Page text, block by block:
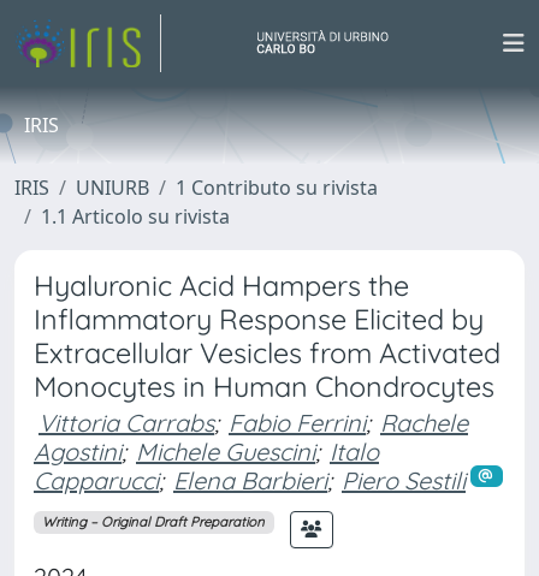
IRIS
IRIS UNIURB
1 Contributo su rivista
1.1 Articolo su rivista
Hyaluronic Acid Hampers the
Inflammatory Response Elicited by
Extracellular Vesicles from Activated
Monocytes in Human Chondrocytes
Vittoria Carrabs; Fabio Ferrini; Rachele
Agostini; Michele Guescini; Italo
Capparucci; Elena Barbieri; Piero Sestili
Writing – Original Draft Preparation